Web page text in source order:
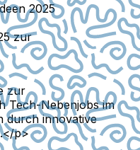
2025
zur
zur
Tech-Nebenjobs im
durch innovative
p>